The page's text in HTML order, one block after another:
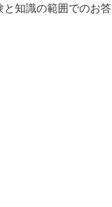
知識の範囲でのお